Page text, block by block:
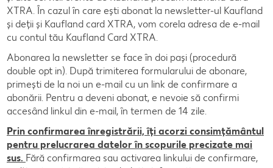
XTRA. În cazul în care ești abonat la newsletter-ul Kaufland
și deții și Kaufland card XTRA, vom corela adresa de e-mail
cu contul tău Kaufland Card XTRA.
Abonarea la newsletter se face în doi pași (procedură
double opt in). După trimiterea formularului de abonare,
primești de la noi un e-mail cu un link de confirmare a
abonării. Pentru a deveni abonat, e nevoie să confirmi
accesând linkul din e-mail, în termen de 14 zile.
Prin confirmarea înregistrării, îți acorzi consimțământul
pentru prelucrarea datelor în scopurile precizate mai
sus. Fără confirmarea sau activarea linkului de confirmare,